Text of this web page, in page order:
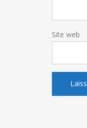
Site web